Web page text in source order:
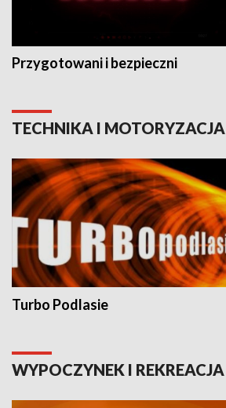
Przygotowani i bezpieczni
TECHNIKA I MOTORYZACJA
Turbo Podlasie
WYPOCZYNEK I REKREACJA